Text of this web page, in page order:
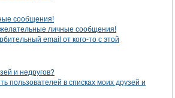
сообщения!
личные сообщения!
email от кого-то с этой
и недругов?
пользователей в списках моих друзей и